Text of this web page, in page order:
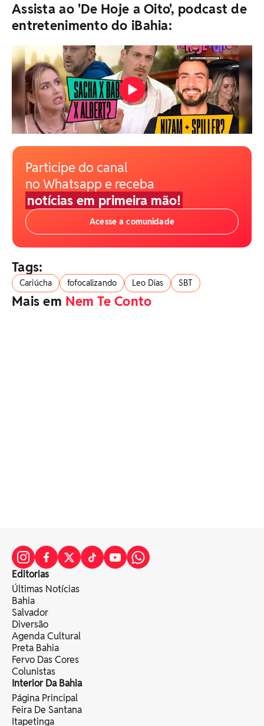
Assista ao 'De Hoje a Oito', podcast de
entretenimento do iBahia:
Participe do canal
no Whatsapp e receba
notícias em primeira mão!
Acesse a comunidade
Tags:
Cariúcha fofocalizando Leo Dias SBT
Mais em Nem Te Conto
Editorias
Últimas Notícias
Bahia
Salvador
Diversão
Agenda Cultural
Preta Bahia
Fervo Das Cores
Colunistas
Interior Da Bahia
Página Principal
Feira De Santana
Itapetinga